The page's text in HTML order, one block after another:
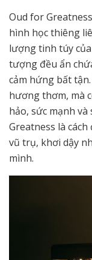
Oud for
hình học thiêng
lượng tinh túy
tượng đều ẩn
cảm hứng bất
hương thơm, mà
hảo, sức mạnh
Greatness là
vũ trụ, khơi dậy
mình.